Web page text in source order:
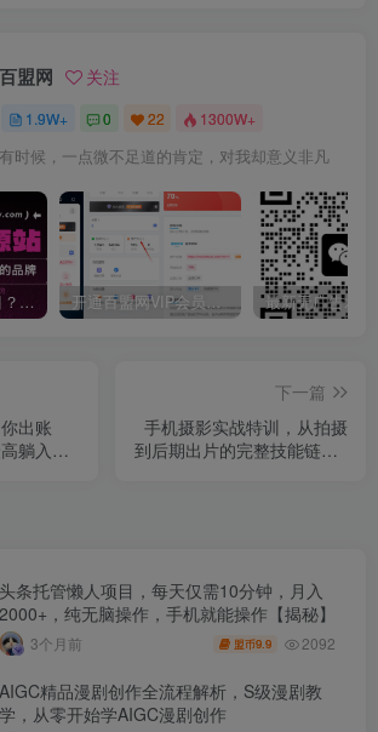
百盟网 关注
1.9W+ 0 22 1300W+
有时候，一点微不足道的肯定，对我却意义非凡
你还在到处找项目？还在当韭菜？我靠卖项目一个月收入5万+，曾经我也是个失败者。 开通百盟网VIP会员，尊享全站资源免费下载，享70%的推广提成！！【限时五折优惠】
出账
躺入
下一篇
手机摄影实战特训，从拍摄
到后期出片的完整技能链，7
头条托管懒人项目，每天仅需10分钟，月入
2000+，纯无脑操作，手机就能操作【揭秘】
3个月前 盟币9.9 2092
AIGC精品漫剧创作全流程解析，S级漫剧教
学，从零开始学AIGC漫剧创作